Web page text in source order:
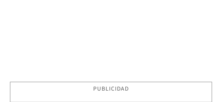
PUBLICIDAD